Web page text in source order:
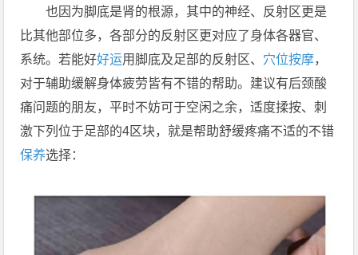
也因为脚底是肾的根源，其中的神经、反射区更是
比其他部位多，各部分的反射区更对应了身体各器官、
系统。若能好好运用脚底及足部的反射区、 穴位按摩，
对于辅助缓解身体疲劳皆有不错的帮助。建议有后颈酸
痛问题的朋友，平时不妨可于空闲之余，适度揉按、刺
激下列位于足部的4区块，就是帮助舒缓疼痛不适的不错
保养选择：